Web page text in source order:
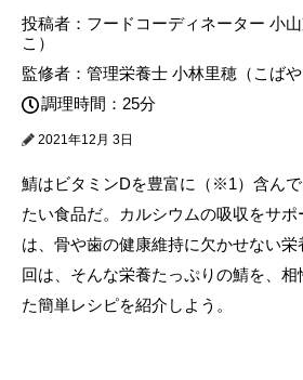
投稿者：フードコーディネーター 小
こ）
監修者：管理栄養士 小林里穂（こばや
調理時間：25分
2021年12月 3日
鯖はビタミンD​​を豊富に（※1）含ん
たい食品だ。カルシウムの吸収をサ
は、骨や歯の健康維持に欠かせない
回は、そんな栄養たっぷりの鯖を、
た簡単レシピを紹介しよう。